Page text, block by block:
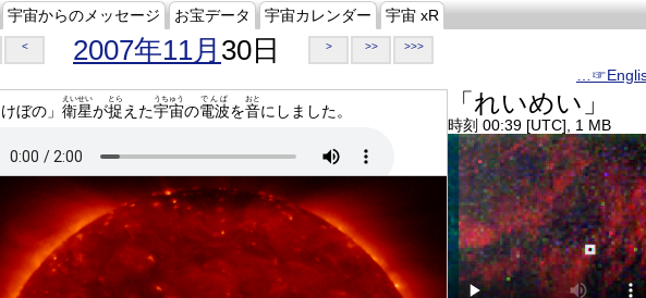
宇宙からのメッセージ お宝データ 宇宙カレンダー 宇宙 xR
< 2007年11月 30日 > >> >>>
ぼの」 衛星
えいせい
が捉
とら
えた宇宙
うちゅう
の電波
でんぱ
を音
おと
にしました。 「れいめい」
時刻 00:39 [UTC], 1 MB